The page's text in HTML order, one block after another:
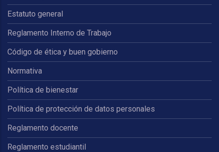
Estatuto general
Reglamento Interno de Trabajo
Código de ética y buen gobierno
Normativa
Política de bienestar
Política de protección de datos personales
Reglamento docente
Reglamento estudiantil